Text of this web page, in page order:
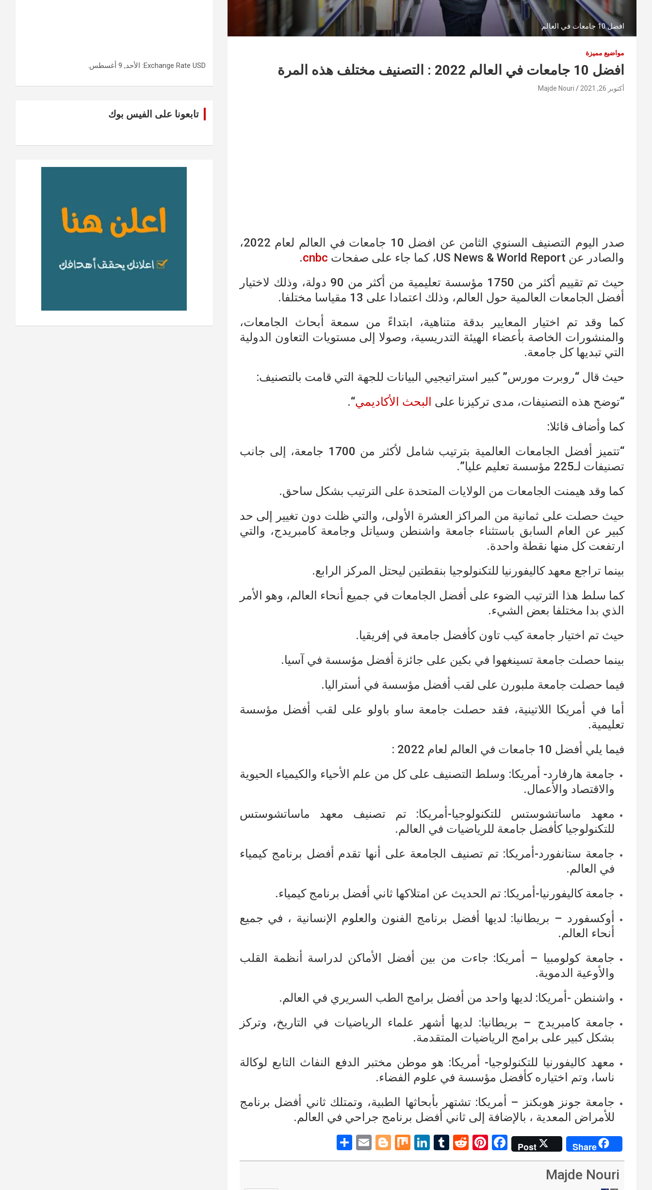
افضل 10 جامعات في العالم
مواضيع مميزة
افضل 10 جامعات في العالم 2022 : التصنيف مختلف هذه المرة
أكتوبر 26, 2021 Majde Nouri
صدر اليوم التصنيف السنوي الثامن عن افضل 10 جامعات في العالم لعام 2022،
والصادر عن US News & World Report، كما جاء على صفحات
cnbc
.
حيث تم تقييم أكثر من 1750 مؤسسة تعليمية من أكثر من 90 دولة، وذلك لاختيار
أفضل الجامعات العالمية حول العالم، وذلك اعتمادا على 13 مقياسا مختلفا.
كما وقد تم اختيار المعايير بدقة متناهية، ابتداءً من سمعة أبحاث الجامعات،
والمنشورات الخاصة بأعضاء الهيئة التدريسية، وصولا إلى مستويات التعاون الدولية
التي تبديها كل جامعة.
حيث قال “روبرت مورس” كبير استراتيجيي البيانات للجهة التي قامت بالتصنيف:
“توضح هذه التصنيفات، مدى تركيزنا على البحث الأكاديمي“.
كما وأضاف قائلا:
“تتميز أفضل الجامعات العالمية بترتيب شامل لأكثر من 1700 جامعة، إلى جانب
تصنيفات لـ225 مؤسسة تعليم عليا”.
كما وقد هيمنت الجامعات من الولايات المتحدة على الترتيب بشكل ساحق.
حيث حصلت على ثمانية من المراكز العشرة الأولى، والتي ظلت دون تغيير إلى حد
كبير عن العام السابق باستثناء جامعة واشنطن وسياتل وجامعة كامبريدج، والتي
ارتفعت كل منها نقطة واحدة.
بينما تراجع معهد كاليفورنيا للتكنولوجيا بنقطتين ليحتل المركز الرابع.
كما سلط هذا الترتيب الضوء على أفضل الجامعات في جميع أنحاء العالم، وهو الأمر
الذي بدا مختلفا بعض الشيء.
حيث تم اختيار جامعة كيب تاون كأفضل جامعة في إفريقيا.
بينما حصلت جامعة تسينغهوا في بكين على جائزة أفضل مؤسسة في آسيا.
فيما حصلت جامعة ملبورن على لقب أفضل مؤسسة في أستراليا.
أما في أمريكا اللاتينية، فقد حصلت جامعة ساو باولو على لقب أفضل مؤسسة
تعليمية.
فيما يلي أفضل 10 جامعات في العالم لعام 2022 :
جامعة هارفارد- أمريكا: وسلط التصنيف على كل من علم الأحياء والكيمياء الحيوية
والاقتصاد والأعمال.
معهد ماساتشوستس للتكنولوجيا-أمريكا: تم تصنيف معهد ماساتشوستس
للتكنولوجيا كأفضل جامعة للرياضيات في العالم.
جامعة ستانفورد-أمريكا: تم تصنيف الجامعة على أنها تقدم أفضل برنامج كيمياء
في العالم.
جامعة كاليفورنيا-أمريكا: تم الحديث عن امتلاكها ثاني أفضل برنامج كيمياء.
أوكسفورد – بريطانيا: لديها أفضل برنامج الفنون والعلوم الإنسانية ، في جميع
أنحاء العالم.
جامعة كولومبيا – أمريكا: جاءت من بين أفضل الأماكن لدراسة أنظمة القلب
والأوعية الدموية.
واشنطن -أمريكا: لديها واحد من أفضل برامج الطب السريري في العالم.
جامعة كامبريدج – بريطانيا: لديها أشهر علماء الرياضيات في التاريخ، وتركز
بشكل كبير على برامج الرياضيات المتقدمة.
معهد كاليفورنيا للتكنولوجيا- أمريكا: هو موطن مختبر الدفع النفاث التابع لوكالة
ناسا، وتم اختياره كأفضل مؤسسة في علوم الفضاء.
جامعة جونز هوبكنز – أمريكا: تشتهر بأبحاثها الطبية، وتمتلك ثاني أفضل برنامج
للأمراض المعدية ، بالإضافة إلى ثاني أفضل برنامج جراحي في العالم.
Share
Post
F
a
Pi
nt
R
e
T
u
Li
n
M
ix
Bl
o
E
m
h
Majde Nouri
Exchange Rate USD : الأحد, 9 أغسطس.
تابعونا على الفيس بوك